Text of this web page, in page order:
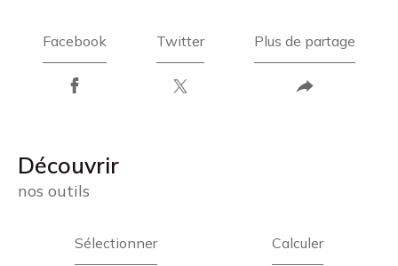
Facebook Twitter Plus de partage
découvrir
nos outils
Sélectionner Calculer